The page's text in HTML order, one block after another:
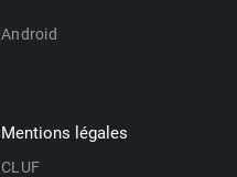
Android
Mentions légales
CLUF